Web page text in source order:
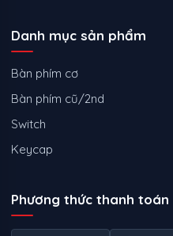
Danh mục sản phẩm
Bàn phím cơ
Bàn phím cũ/2nd
Switch
Keycap
Phương thức thanh toán